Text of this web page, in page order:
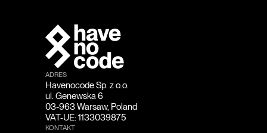
ADRES
Havenocode Sp. z o.o.
ul. Genewska 6
03-963 Warsaw, Poland
VAT-UE: 1133039875
KONTAKT